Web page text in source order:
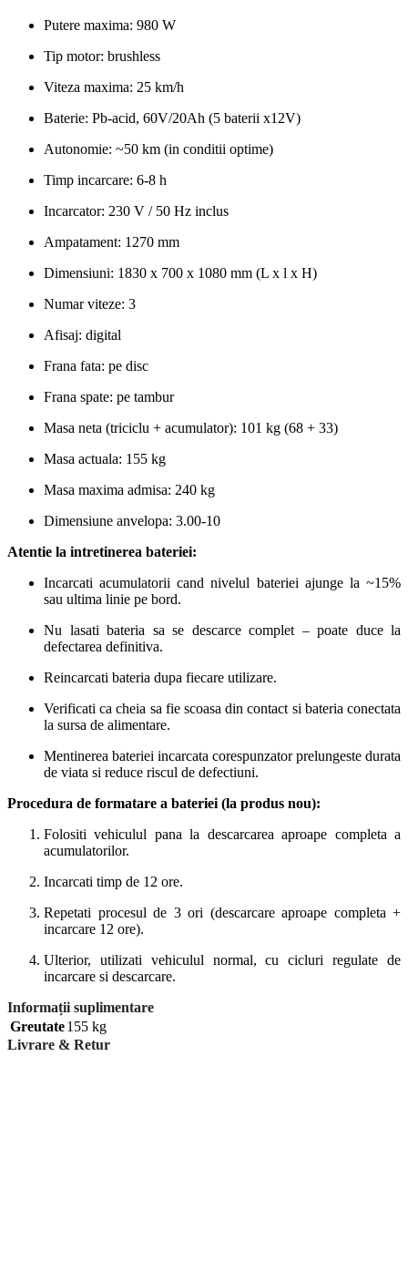
Putere maxima: 980 W
Tip motor: brushless
Viteza maxima: 25 km/h
Baterie: Pb-acid, 60V/20Ah (5 baterii x12V)
Autonomie: ~50 km (in conditii optime)
Timp incarcare: 6-8 h
Incarcator: 230 V / 50 Hz inclus
Ampatament: 1270 mm
Dimensiuni: 1830 x 700 x 1080 mm (L x l x H)
Numar viteze: 3
Afisaj: digital
Frana fata: pe disc
Frana spate: pe tambur
Masa neta (triciclu + acumulator): 101 kg (68 + 33)
Masa actuala: 155 kg
Masa maxima admisa: 240 kg
Dimensiune anvelopa: 3.00-10
Atentie la intretinerea bateriei:
Incarcati acumulatorii cand nivelul bateriei ajunge la ~15%
sau ultima linie pe bord.
Nu lasati bateria sa se descarce complet – poate duce la
defectarea definitiva.
Reincarcati bateria dupa fiecare utilizare.
Verificati ca cheia sa fie scoasa din contact si bateria conectata
la sursa de alimentare.
Mentinerea bateriei incarcata corespunzator prelungeste durata
de viata si reduce riscul de defectiuni.
Procedura de formatare a bateriei (la produs nou):
Folositi vehiculul pana la descarcarea aproape completa a
acumulatorilor.
Incarcati timp de 12 ore.
Repetati procesul de 3 ori (descarcare aproape completa +
incarcare 12 ore).
Ulterior, utilizati vehiculul normal, cu cicluri regulate de
incarcare si descarcare.
Informații suplimentare
Greutate155 kg
Livrare & Retur